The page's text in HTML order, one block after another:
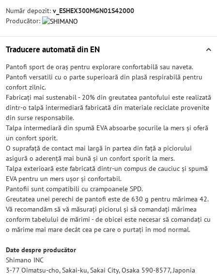
Număr depozit: v_ESHEX300MGN01S42000
Producător:
Traducere automată din EN
Pantofi sport de oraș pentru explorare confortabilă sau naveta.
Pantofi versatili cu o parte superioară din plasă respirabilă pentru
confort zilnic.
Fabricați mai sustenabil - 20% din greutatea pantofului este realizată
dintr-o talpă intermediară fabricată din materiale reciclate provenite
din surse responsabile.
Talpa intermediară din spumă EVA absoarbe șocurile la mers și oferă
un confort sporit.
O suprafață de contact mai largă în partea din față a piciorului
asigură o aderență mai bună și un confort sporit la mers.
Talpa exterioară este fabricată dintr-un compus de cauciuc și spumă
EVA pentru un mers ușor și confortabil.
Pantofii sunt compatibili cu crampoanele SPD.
Greutatea unei perechi de pantofi este de 630 g pentru mărimea 42.
Vă recomandăm să vă măsurați piciorul și să comandați mărimea
conform tabelului de mărimi - de obicei este necesar să comandați cu
o mărime mai mare decât cea pe care o purtați în mod normal.
Date despre producător
Shimano INC
3-77 Oimatsu-cho, Sakai-ku, Sakai City, Osaka 590-8577, Japonia